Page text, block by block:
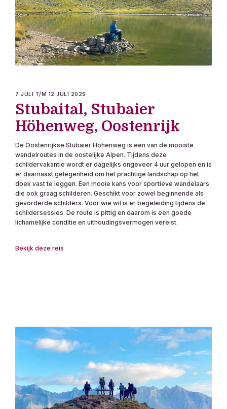
7 JULI T/M 12 JULI 2025
Stubaital, Stubaier
Höhenweg, Oostenrijk
De Oostenrijkse Stubaier Höhenweg is een van de mooiste
wandelroutes in de oostelijke Alpen. Tijdens deze
schildervakantie wordt er dagelijks ongeveer 4 uur gelopen en is
er daarnaast gelegenheid om het prachtige landschap op het
doek vast te leggen. Een mooie kans voor sportieve wandelaars
die ook graag schilderen. Geschikt voor zowel beginnende als
gevorderde schilders. Voor wie wil is er begeleiding tijdens de
schildersessies. De route is pittig en daarom is een goede
lichamelijke conditie en uithoudingsvermogen vereist.
Bekijk deze reis